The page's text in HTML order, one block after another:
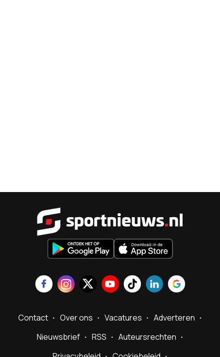
Contact Over ons Vacatures
Adverteren
Nieuwsbrief
RSS
Auteursrechten